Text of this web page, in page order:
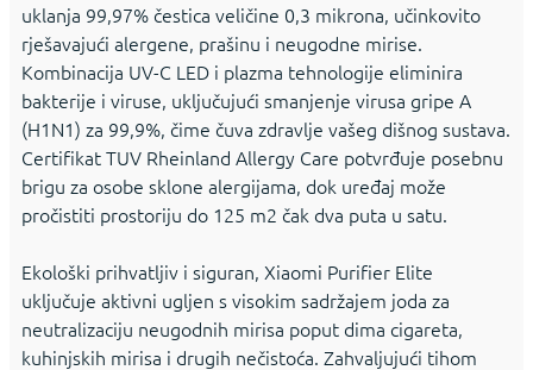
uklanja 99,97% čestica veličine 0,3 mikrona, učinkovito
rješavajući alergene, prašinu i neugodne mirise.
Kombinacija UV-C LED i plazma tehnologije eliminira
bakterije i viruse, uključujući smanjenje virusa gripe A
(H1N1) za 99,9%, čime čuva zdravlje vašeg dišnog sustava.
Certifikat TUV Rheinland Allergy Care potvrđuje posebnu
brigu za osobe sklone alergijama, dok uređaj može
pročistiti prostoriju do 125 m2 čak dva puta u satu.
Ekološki prihvatljiv i siguran, Xiaomi Purifier Elite
uključuje aktivni ugljen s visokim sadržajem joda za
neutralizaciju neugodnih mirisa poput dima cigareta,
kuhinjskih mirisa i drugih nečistoća. Zahvaljujući tihom